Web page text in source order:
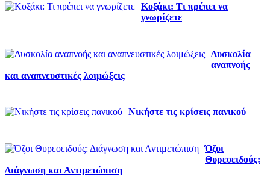
Κοξάκι: Τι πρέπει να
γνωρίζετε
Δυσκολία
αναπνοής
και αναπνευστικές λοιμώξεις
Νικήστε τις κρίσεις πανικού
Όζοι
Θυρεοειδούς:
Διάγνωση και Αντιμετώπιση